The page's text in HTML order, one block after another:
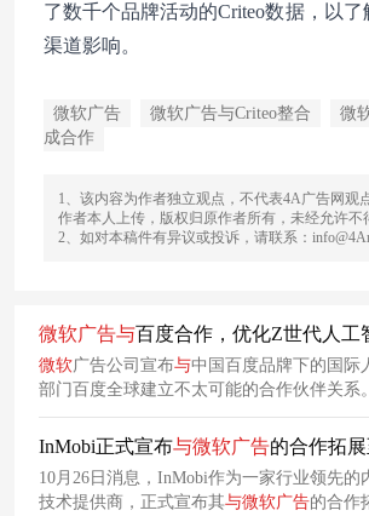
了数千个品牌活动的Criteo数据，以
渠道影响。
微软广告 微软广告与Criteo整合
微
成合作
1、该内容为作者独立观点，不代表4A广告网观
作者本人上传，版权归原作者所有，未经允许不
2、如对本稿件有异议或投诉，请联系：
微软广告与百度合作，优化Z世代人工
微软广告公司宣布与中国百度品牌下的国际
部门百度全球建立不太可能的合作伙伴关系。
InMobi正式宣布与微软广告的合作拓
10月26日消息，InMobi作为一家行业领先的
技术提供商，正式宣布其与微软广告的合作